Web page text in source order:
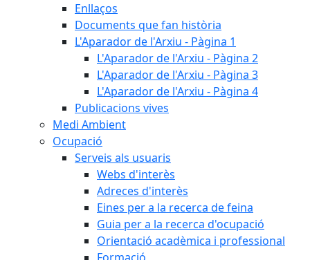
Enllaços
Documents que fan història
L'Aparador de l'Arxiu - Pàgina 1
L'Aparador de l'Arxiu - Pàgina 2
L'Aparador de l'Arxiu - Pàgina 3
L'Aparador de l'Arxiu - Pàgina 4
Publicacions vives
Medi Ambient
Ocupació
Serveis als usuaris
Webs d'interès
Adreces d'interès
Eines per a la recerca de feina
Guia per a la recerca d'ocupació
Orientació acadèmica i professional